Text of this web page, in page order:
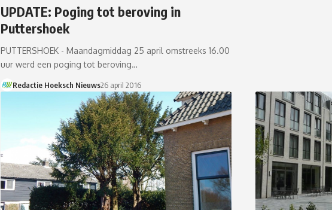
UPDATE: Poging tot beroving in
Puttershoek
PUTTERSHOEK - Maandagmiddag 25 april omstreeks 16.00
uur werd een poging tot beroving…
Redactie Hoeksch Nieuws26 april 2016